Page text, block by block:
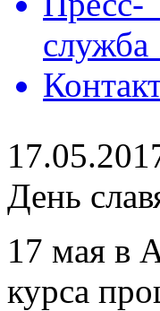
служба
День
17 мая в
курса